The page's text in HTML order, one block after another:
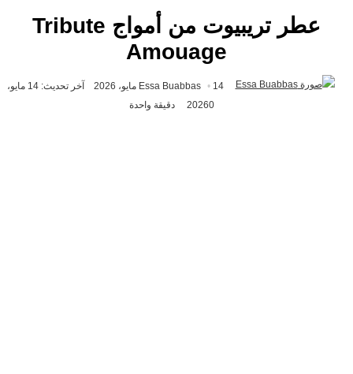
عطر تريبيوت من أمواج Tribute
Amouage
Essa Buabbas
أرسل
بريدا
14 مايو، 2026
آخر تحديث: 14 مايو،
20260 دقيقة واحدة